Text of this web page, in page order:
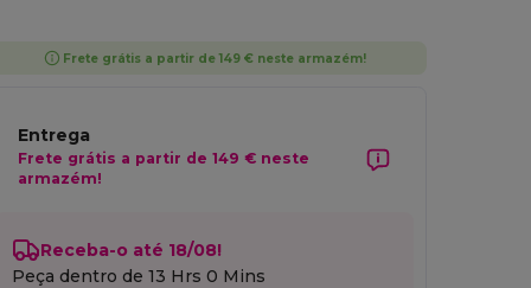
Frete grátis a partir de 149 € neste armazém!
Entrega
Frete grátis a partir de 149 € neste
armazém!
Receba-o até 18/08!
Peça dentro de13 Hrs 0 Mins